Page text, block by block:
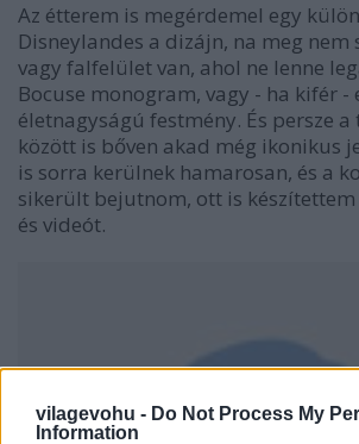
vilagevohu - Do Not Process My
Information
Az étterem is megérdemel egy
Disneylandes a dizájn, na meg nem
vagy falfelület van, ahol ne lenne
Bocuse monogram, vagy - ha kifér -
életnagyságú festmény. És persze
között is bőven akad még ikonikus
is sorra kerülnek hamarosan, és a
sikerült bejutnom, ott is
és videót.